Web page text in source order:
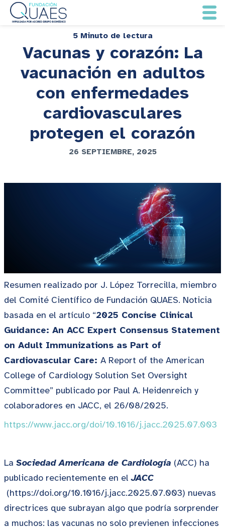
5 Minuto de lectura
Vacunas y corazón: La
vacunación en adultos
con enfermedades
cardiovasculares
protegen el corazón
26 SEPTIEMBRE, 2025
Resumen realizado por J. López Torrecilla, miembro
del Comité Científico de Fundación QUAES. Noticia
basada en el artículo “2025 Concise Clinical
Guidance: An ACC Expert Consensus Statement
on Adult Immunizations as Part of
Cardiovascular Care: A Report of the American
College of Cardiology Solution Set Oversight
Committee” publicado por Paul A. Heidenreich y
colaboradores en JACC, el 26/08/2025.
https://www.jacc.org/doi/10.1016/j.jacc.2025.07.003
La Sociedad Americana de Cardiología (ACC) ha
publicado recientemente en elJACC
(https://doi.org/10.1016/j.jacc.2025.07.003) nuevas
directrices que subrayan algo que podría sorprender
a muchos: las vacunas no solo previenen infecciones